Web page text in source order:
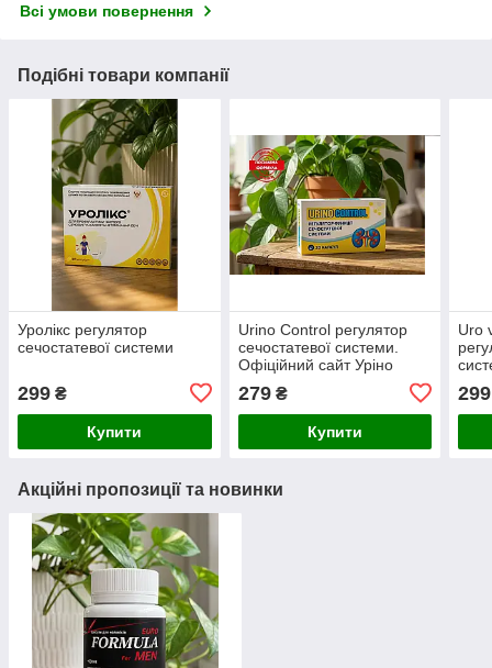
Всі умови повернення
Подібні товари компанії
Уролікс регулятор
сечостатевої системи
299 ₴
Купити
Urino Control регулятор
сечостатевої системи.
Офіційний сайт Уріно
279₴
Купити
Uro
299
Акційні пропозиції та новинки